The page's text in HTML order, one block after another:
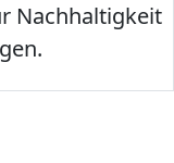
Nachhaltigkeit